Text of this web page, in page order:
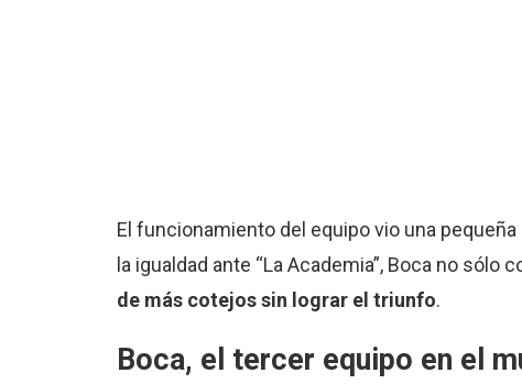
El funcionamiento del equipo vio una
la igualdad ante “La Academia”, Boca no sólo
de más cotejos sin lograr el triunfo.
Boca, el tercer equipo en el